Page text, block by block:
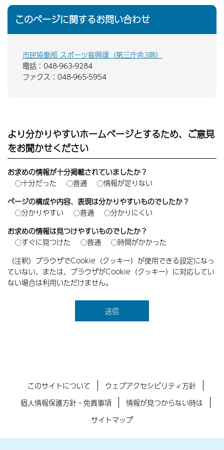
このページに関するお問い合わせ
市民協働部 スポーツ振興課（第三庁舎3階）
電話：048-963-9284
ファクス：048-965-5954
より分かりやすいホームページとするため、ご意見
をお聞かせください
お求めの情報が十分掲載されていましたか？
十分だった
普通
情報が足りない
ページの構成や内容、表現は分かりやすいものでしたか？
分かりやすい
普通
分かりにくい
お求めの情報は見つけやすいものでしたか？
すぐに見つけた
普通
時間がかかった
（注釈）ブラウザでCookie（クッキー）が使用できる設定になっ
ていない、または、ブラウザがCookie（クッキー）に対応してい
ない場合は利用いただけません。
このサイトについて
ウェブアクセシビリティ方針
個人情報保護方針・免責事項
情報が見つからない時は
サイトマップ